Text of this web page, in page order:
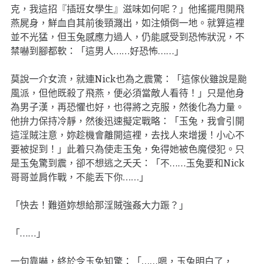
克，我這招『插班女學生』滋味如何呢？」他搖擺甩開飛
燕屍身，鮮血自其前後頸濺出，如注傾倒一地。就算這裡
並不光猛，但玉兔感應力過人，仍能感受到恐怖狀況，不
禁嚇到腳都軟：「這男人……好恐怖……」
莫說一介女流，就連Nick也為之震驚：「這傢伙雖說是颱
風派，但他既殺了飛燕，便必須當敵人看待！」只是他身
為男子漢，再恐懼也好，也得將之克服，然後化為力量。
他拚力保持冷靜，然後迅速擬定戰略：「玉兔，我會引開
這淫賊注意，妳趁機會離開這裡，去找人來增援！小心不
要被捉到！」此着只為使走玉兔，免得她被色魔侵犯。只
是玉兔驚到震，卻不想逃之夭夭：「不……玉兔要和Nick
哥哥並肩作戰，不能丟下你……」
「快去！難道妳想給那淫賊強姦大力䟴？」
「……」
一句靠嚇，終於令玉免知驚：「……嗯，玉兔明白了，